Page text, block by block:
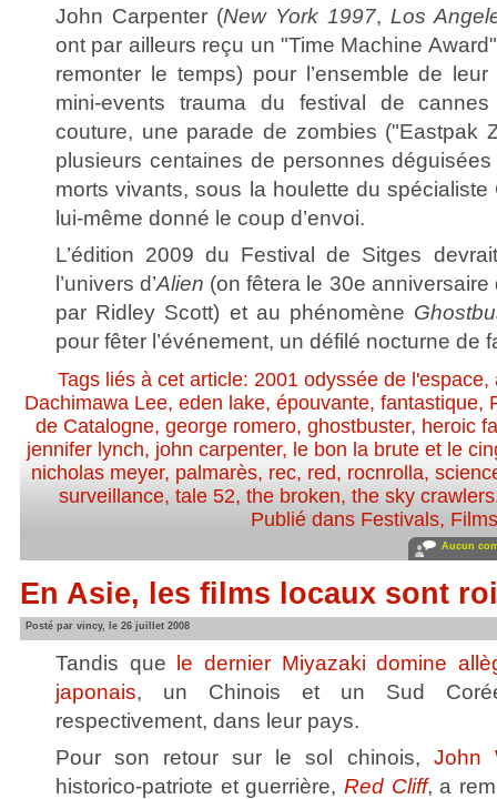
John Carpenter (New York 1997, Los
ont par ailleurs reçu un "Time Machine
remonter le temps) pour l’ensemble de
mini-events trauma du festival de
couture, une parade de zombies ("Eastpak
plusieurs centaines de personnes
morts vivants, sous la houlette du
lui-même donné le coup d’envoi.
L’édition 2009 du Festival de Sitges
l’univers d’Alien (on fêtera le 30e
par Ridley Scott) et au phénomène
pour fêter l’événement, un défilé nocturne de
Tags liés à cet article:2001 odyssée de l'espace,
Dachimawa Lee, eden lake, épouvante, fantastique,
de Catalogne,george romero,ghostbuster, heroic
jennifer lynch, john carpenter, le bon la brute et le
nicholas meyer, palmarès, rec, red, rocnrolla,
surveillance,tale 52,the broken,the sky crawlers
Publié dans Festivals,
Aucun
En Asie, les films locaux sont
Posté par vincy, le 26 juillet 2008
Tandis que le dernier Miyazaki domine
japonais, un Chinois et un Sud
respectivement, dans leur pays.
Pour son retour sur le sol chinois, John
historico-patriote et guerrière, Red Cliff, a